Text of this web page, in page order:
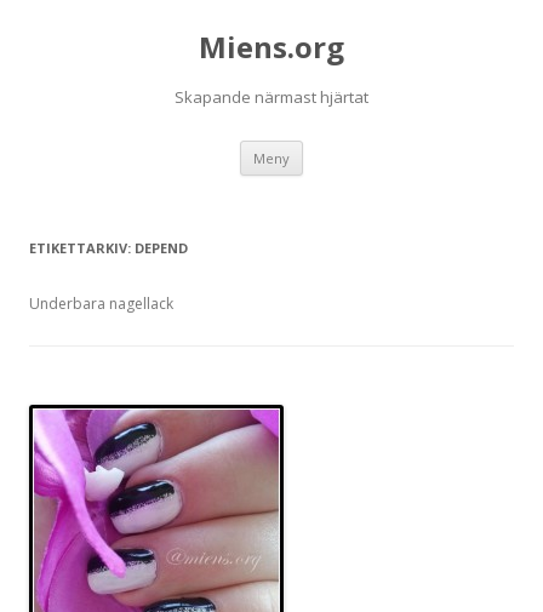
Miens.org
Skapande närmast hjärtat
Meny
ETIKETTARKIV: DEPEND
Underbara nagellack